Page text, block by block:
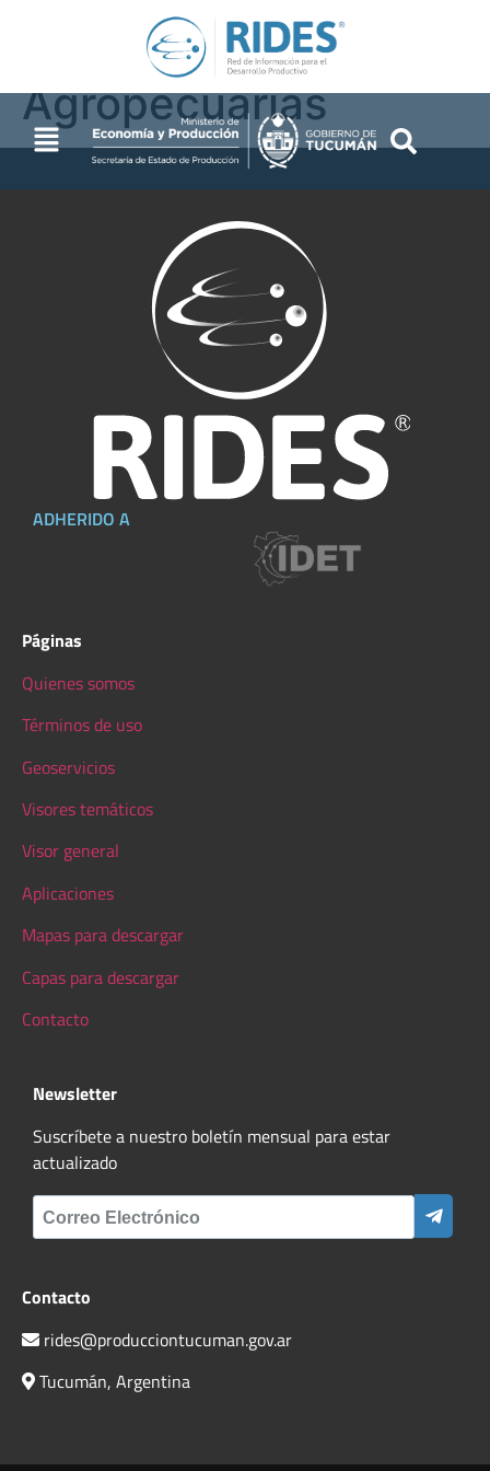
Actividades
Agropecuarias
ADHERIDO A
Páginas
Quienes somos
Términos de uso
Geoservicios
Visores temáticos
Visor general
Aplicaciones
Mapas para descargar
Capas para descargar
Contacto
Newsletter
Suscríbete a nuestro boletín mensual para estar
actualizado
Contacto
rides@producciontucuman.gov.ar
Tucumán, Argentina